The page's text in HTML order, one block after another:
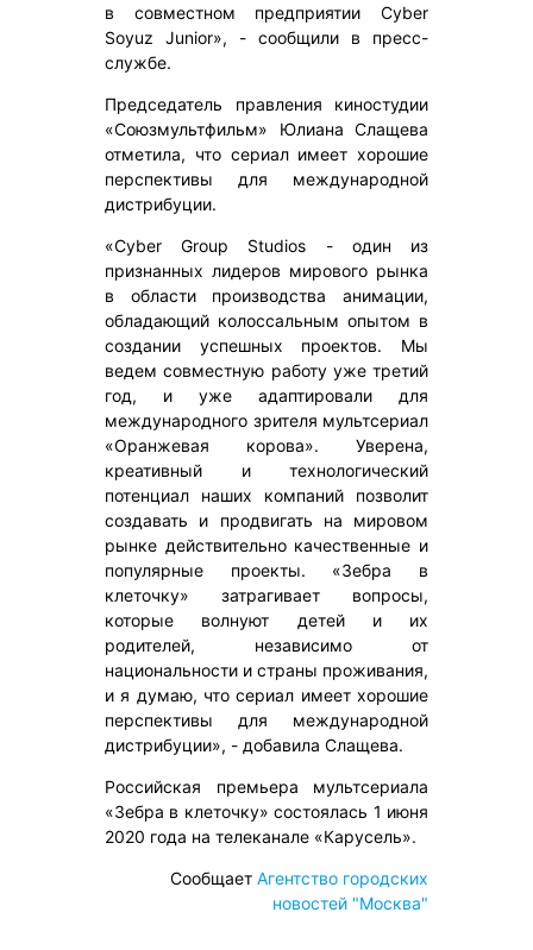
в совместном предприятии Cyber
Soyuz Junior», - сообщили в пресс-
службе.
Председатель правления киностудии
«Союзмультфильм» Юлиана Слащева
отметила, что сериал имеет хорошие
перспективы для международной
дистрибуции.
«Cyber Group Studios - один из
признанных лидеров мирового рынка
в области производства анимации,
обладающий колоссальным опытом в
создании успешных проектов. Мы
ведем совместную работу уже третий
год, и уже адаптировали для
международного зрителя мультсериал
«Оранжевая корова». Уверена,
креативный и технологический
потенциал наших компаний позволит
создавать и продвигать на мировом
рынке действительно качественные и
популярные проекты. «Зебра в
клеточку» затрагивает вопросы,
которые волнуют детей и их
родителей, независимо от
национальности и страны проживания,
и я думаю, что сериал имеет хорошие
перспективы для международной
дистрибуции», - добавила Слащева.
Российская премьера мультсериала
«Зебра в клеточку» состоялась 1 июня
2020 года на телеканале «Карусель».
Сообщает Агентство городских
новостей "Москва"